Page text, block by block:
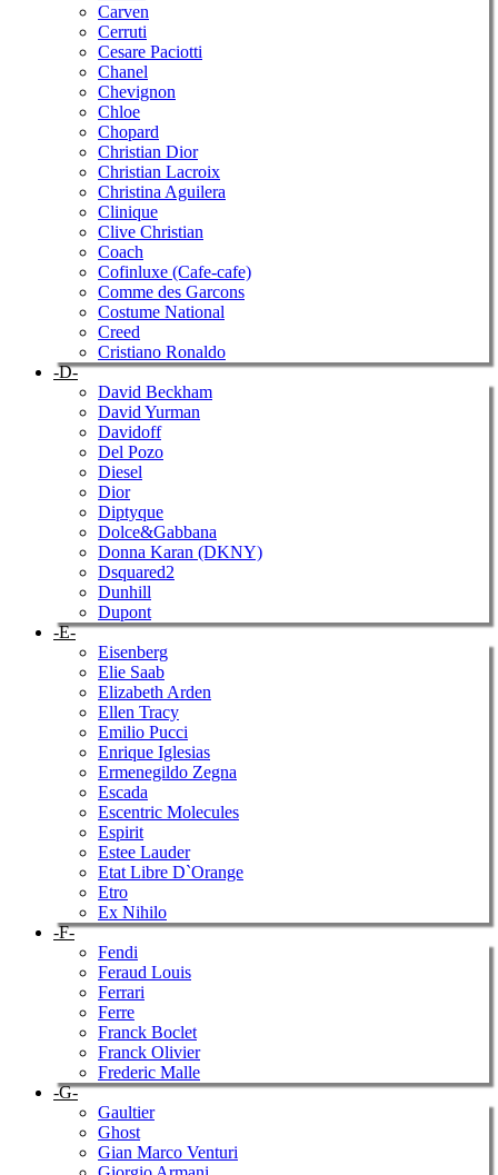
Carven
Cerruti
Cesare Paciotti
Chanel
Chevignon
Chloe
Chopard
Christian Dior
Christian Lacroix
Christina Aguilera
Clinique
Clive Christian
Coach
Cofinluxe (Cafe-cafe)
Comme des Garcons
Costume National
Creed
Cristiano Ronaldo
-D-
David Beckham
David Yurman
Davidoff
Del Pozo
Diesel
Dior
Diptyque
Dolce&Gabbana
Donna Karan (DKNY)
Dsquared2
Dunhill
Dupont
-E-
Eisenberg
Elie Saab
Elizabeth Arden
Ellen Tracy
Emilio Pucci
Enrique Iglesias
Ermenegildo Zegna
Escada
Escentric Molecules
Espirit
Estee Lauder
Etat Libre D`Orange
Etro
Ex Nihilo
-F-
Fendi
Feraud Louis
Ferrari
Ferre
Franck Boclet
Franck Olivier
Frederic Malle
-G-
Gaultier
Ghost
Gian Marco Venturi